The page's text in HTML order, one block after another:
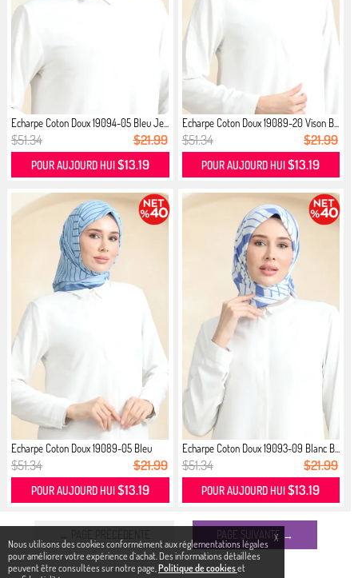
X
Nous utilisons des cookies conformément aux réglementations légales
pour améliorer votre expérience d`achat. Des informations détaillées
peuvent être consultées sur notre page,Politique de cookieset
Echarpe Coton Doux 19094-05 Bleu Je...
$51.34 $21.99
POUR AUJOURD HUI $13.19
Echarpe Coton Doux 19089-20 Vison B...
$51.34 $21.99
POUR AUJOURD HUI$13.19
Echarpe Coton Doux 19089-05 Bleu
Je...
$51.34 $21.99
POUR AUJOURD HUI$13.19
Echarpe Coton Doux 19093-09 Blanc B...
$51.34 $21.99
POUR AUJOURD HUI$13.19
PAGE SUIVANTE →